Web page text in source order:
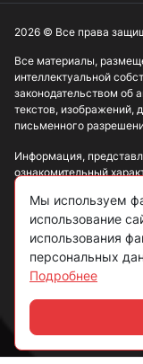
Все материалы,
интеллектуальной
законодательством об
текстов, изображений,
письменного
Информация,
ознакомительный
Политика
Согласие на обработку
Пользовательское
2026 © Все права
Мы используем
использование
использования
персональных
Подробнее